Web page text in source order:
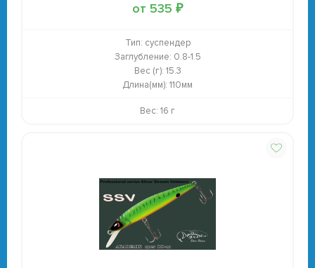
от 535 ₽
Тип: суспендер
Заглубление: 0.8-1.5
Вес (г): 15.3
Длина(мм): 110мм
Вес: 16 г